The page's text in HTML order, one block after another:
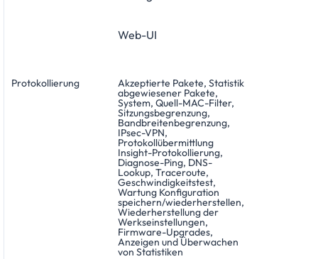
Web-UI
Protokollierung Akzeptierte Pakete, Statistik
abgewiesener Pakete,
System, Quell-MAC-Filter,
Sitzungsbegrenzung,
Bandbreitenbegrenzung,
IPsec-VPN,
Protokollübermittlung
Insight-Protokollierung,
Diagnose-Ping, DNS-
Lookup, Traceroute,
Geschwindigkeitstest,
Wartung Konfiguration
speichern/wiederherstellen,
Wiederherstellung der
Werkseinstellungen,
Firmware-Upgrades,
Anzeigen und Überwachen
von Statistiken